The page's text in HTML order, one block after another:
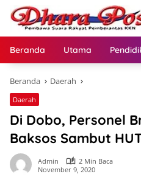
Langsung
konten
Beranda Utama
Beranda Daerah
Daerah
Di Dobo, Personel
Baksos Sambut
Admin
2 Min Baca
November 9, 2020